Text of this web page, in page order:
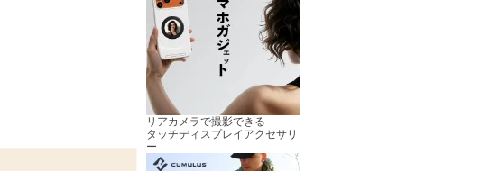
リアカメラで撮影できる
タッチディスプレイアクセサリ
ー